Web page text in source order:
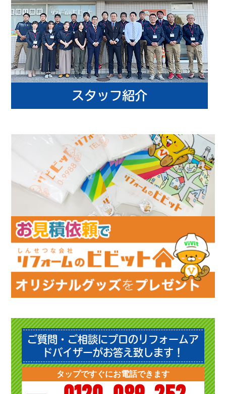
ご質問・ご相談にプロのリフォームア
ドバイザーがお答え致します！
タップですぐにお電話できます